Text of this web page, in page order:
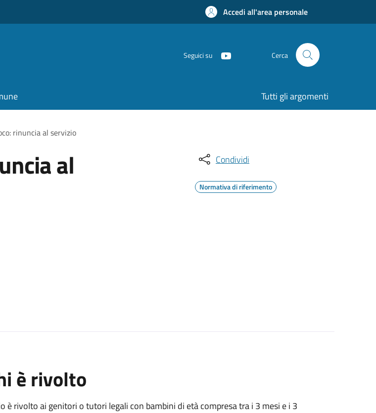
Accedi all'area personale
Seguici su Cerca
Tutti gli argomenti
rinuncia al servizio
al Condividi
Normativa di riferimento
è rivolto
è rivolto ai genitori o tutori legali con bambini di età compresa tra i 3 mesi e i 3